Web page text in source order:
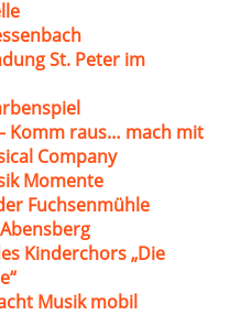
St. Peter im
Komm raus… mach mit
Company
Momente
Fuchsenmühle
Kinderchors „Die
Musik mobil